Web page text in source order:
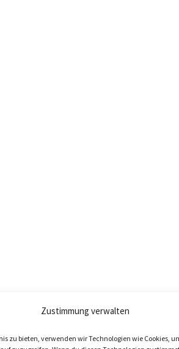
Zustimmung verwalten
zu bieten, verwenden wir Technologien wie Cookies,